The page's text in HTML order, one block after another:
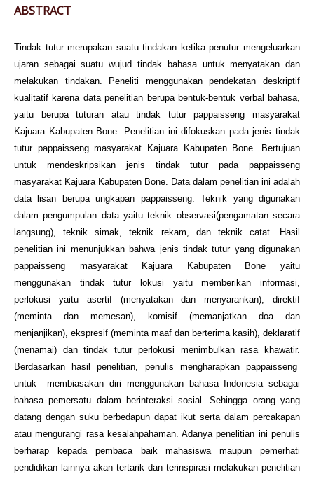
ABSTRACT
Tindak tutur merupakan suatu tindakan ketika penutur mengeluarkan
ujaran sebagai suatu wujud tindak bahasa untuk menyatakan dan
melakukan tindakan. Peneliti menggunakan pendekatan deskriptif
kualitatif karena data penelitian berupa bentuk-bentuk verbal bahasa,
yaitu berupa tuturan atau tindak tutur pappaisseng masyarakat
Kajuara Kabupaten Bone. Penelitian ini difokuskan pada jenis tindak
tutur pappaisseng masyarakat Kajuara Kabupaten Bone. Bertujuan
untuk mendeskripsikan jenis tindak tutur pada pappaisseng
masyarakat Kajuara Kabupaten Bone. Data dalam penelitian ini adalah
data lisan berupa ungkapan pappaisseng. Teknik yang digunakan
dalam pengumpulan data yaitu teknik observasi(pengamatan secara
langsung), teknik simak, teknik rekam, dan teknik catat. Hasil
penelitian ini menunjukkan bahwa jenis tindak tutur yang digunakan
pappaisseng masyarakat Kajuara Kabupaten Bone yaitu
menggunakan tindak tutur lokusi yaitu memberikan informasi,
perlokusi yaitu asertif (menyatakan dan menyarankan), direktif
(meminta dan memesan), komisif (memanjatkan doa dan
menjanjikan), ekspresif (meminta maaf dan berterima kasih), deklaratif
(menamai) dan tindak tutur perlokusi menimbulkan rasa khawatir.
Berdasarkan hasil penelitian, penulis mengharapkan pappaisseng
untuk membiasakan diri menggunakan bahasa Indonesia sebagai
bahasa pemersatu dalam berinteraksi sosial. Sehingga orang yang
datang dengan suku berbedapun dapat ikut serta dalam percakapan
atau mengurangi rasa kesalahpahaman. Adanya penelitian ini penulis
berharap kepada pembaca baik mahasiswa maupun pemerhati
pendidikan lainnya akan tertarik dan terinspirasi melakukan penelitian